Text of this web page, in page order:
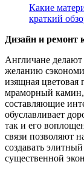
Какие
краткий
Дизайн и ремонт
Англичане делают
желанию
изящная цветовая
мраморный
составляющие
обуславливает
так и его
связи позволяют
создавать
существенной